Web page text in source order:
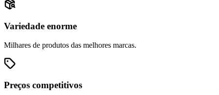
Variedade enorme
Milhares de produtos das melhores marcas.
Preços competitivos